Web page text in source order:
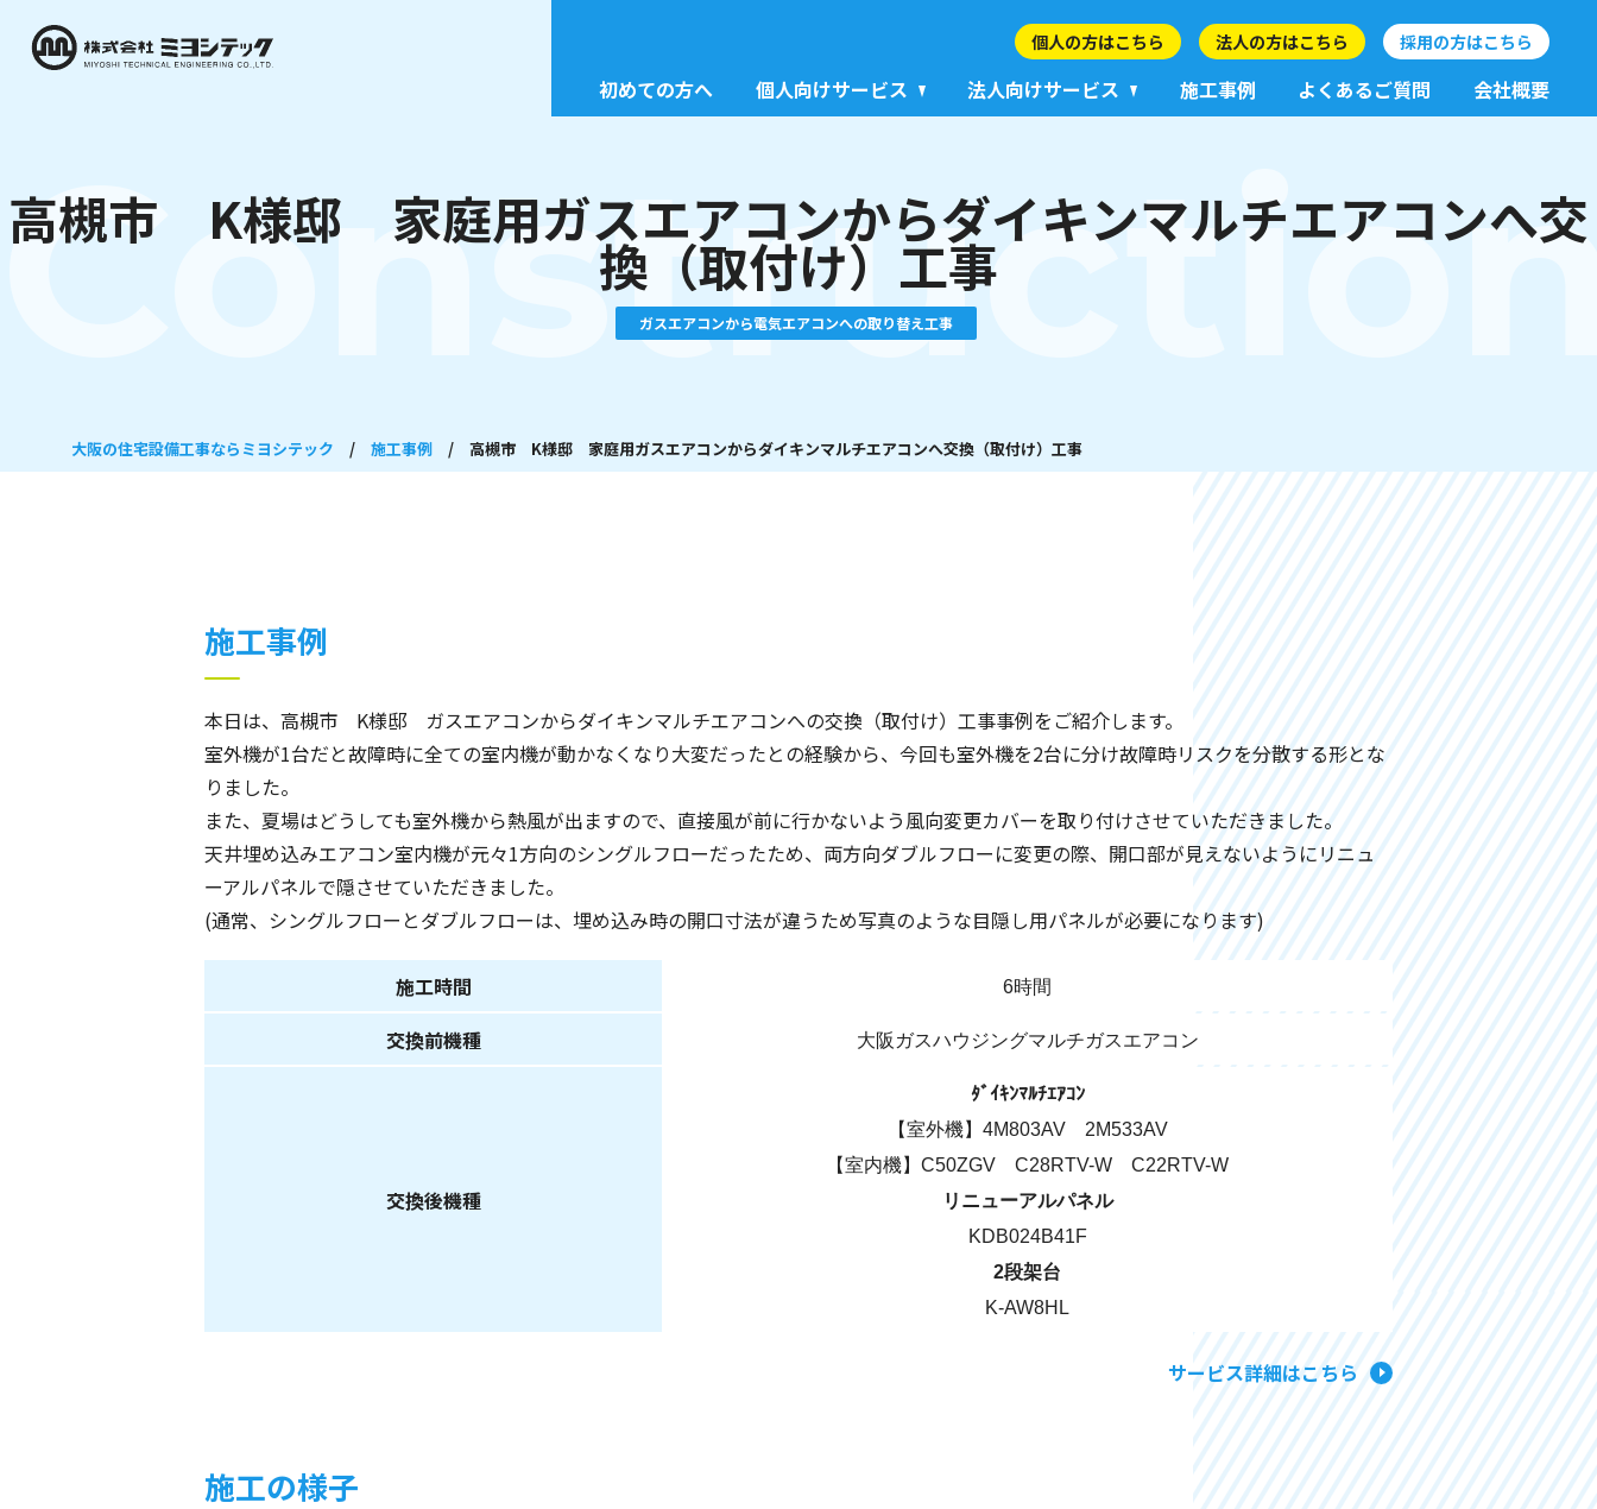
個人の方はこちら 法人の方はこちら 採用の方はこちら
初めての方へ 個人向けサービス 法人向けサービス 施工事例 よくあるご質問 会社概要
高槻市 K様邸 家庭用ガスエアコンからダイキンマルチエアコンへ交
換（取付け）工事
ガスエアコンから電気エアコンへの取り替え工事
大阪の住宅設備工事ならミヨシテック / 施工事例 / 高槻市 K様邸 家庭用ガスエアコンからダイキンマルチエアコンへ交換（取付け）工事
施工事例
本日は、高槻市 K様邸 ガスエアコンからダイキンマルチエアコンへの交換（取付け）工事事例をご紹介します。
室外機が1台だと故障時に全ての室内機が動かなくなり大変だったとの経験から、今回も室外機を2台に分け故障時リスクを分散する形とな
りました。
また、夏場はどうしても室外機から熱風が出ますので、直接風が前に行かないよう風向変更カバーを取り付けさせていただきました。
天井埋め込みエアコン室内機が元々1方向のシングルフローだったため、両方向ダブルフローに変更の際、開口部が見えないようにリニュ
ーアルパネルで隠させていただきました。
(通常、シングルフローとダブルフローは、埋め込み時の開口寸法が違うため写真のような目隠し用パネルが必要になります)
施工時間 6時間
交換前機種 大阪ガスハウジングマルチガスエアコン
交換後機種
ﾀﾞｲｷﾝﾏﾙﾁｴｱｺﾝ
【室外機】4M803AV 2M533AV
【室内機】C50ZGV C28RTV-W C22RTV-W
リニューアルパネル
KDB024B41F
2段架台
K-AW8HL
サービス詳細はこちら
施工の様子